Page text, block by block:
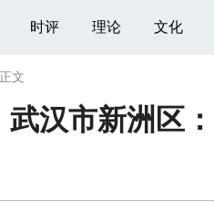
时评 理论 文化
正文
武汉市新洲区